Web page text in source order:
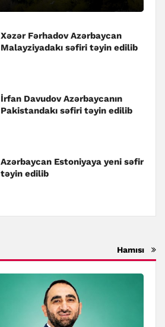
Xəzər Fərhadov Azərbaycan
Malayziyadakı səfiri təyin edilib
İrfan Davudov Azərbaycanın
Pakistandakı səfiri təyin edilib
Azərbaycan Estoniyaya yeni səfir
təyin edilib
Hamısı